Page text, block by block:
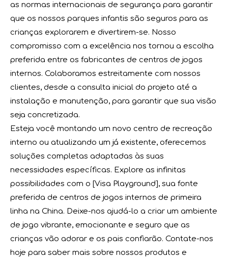
as normas internacionais de segurança para garantir
que os nossos parques infantis são seguros para as
crianças explorarem e divertirem-se. Nosso
compromisso com a excelência nos tornou a escolha
preferida entre os fabricantes de centros de jogos
internos. Colaboramos estreitamente com nossos
clientes, desde a consulta inicial do projeto até a
instalação e manutenção, para garantir que sua visão
seja concretizada.
Esteja você montando um novo centro de recreação
interno ou atualizando um já existente, oferecemos
soluções completas adaptadas às suas
necessidades específicas. Explore as infinitas
possibilidades com o [Visa Playground], sua fonte
preferida de centros de jogos internos de primeira
linha na China. Deixe-nos ajudá-lo a criar um ambiente
de jogo vibrante, emocionante e seguro que as
crianças vão adorar e os pais confiarão. Contate-nos
hoje para saber mais sobre nossos produtos e